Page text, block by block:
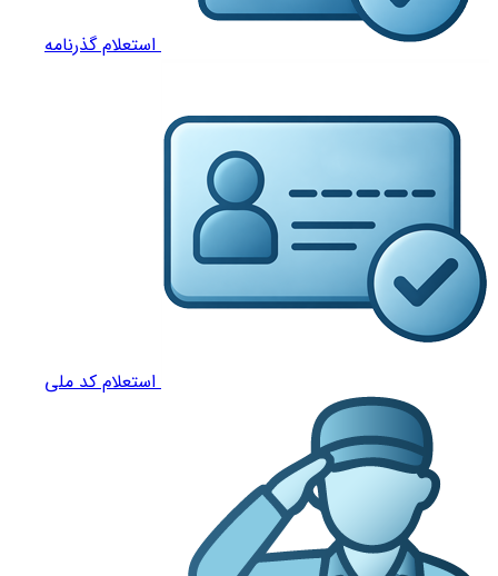
استعلام گذرنامه
استعلام کد ملی